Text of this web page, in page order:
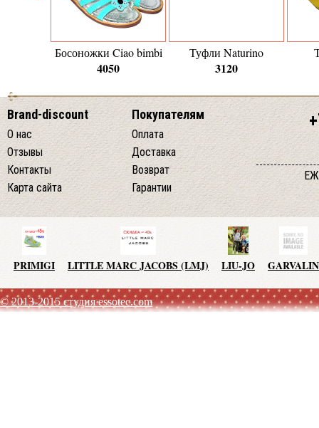
Босоножки Ciao bimbi
4050
Туфли Naturino
3120
Brand-discount
О нас
Отзывы
Контакты
Карта сайта
Покупателям
Оплата
Доставка
Возврат
Гарантии
PRIMIGI LITTLE MARC JACOBS (LMJ) LIU-JO GARVALIN
© 2013-2015 студия essotec.com